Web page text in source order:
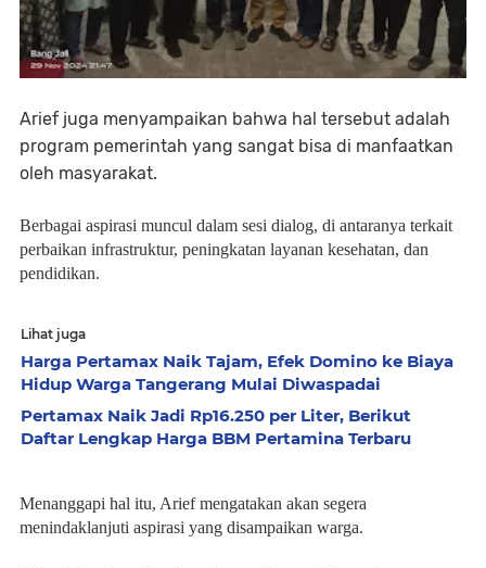
Arief juga menyampaikan bahwa hal tersebut adalah
program pemerintah yang sangat bisa di manfaatkan
oleh masyarakat.
Berbagai aspirasi muncul dalam sesi dialog, di antaranya terkait
perbaikan infrastruktur, peningkatan layanan kesehatan, dan
pendidikan.
Lihat juga
Harga Pertamax Naik Tajam, Efek Domino ke Biaya
Hidup Warga Tangerang Mulai Diwaspadai
Pertamax Naik Jadi Rp16.250 per Liter, Berikut
Daftar Lengkap Harga BBM Pertamina Terbaru
Menanggapi hal itu, Arief mengatakan akan segera
menindaklanjuti aspirasi yang disampaikan warga.